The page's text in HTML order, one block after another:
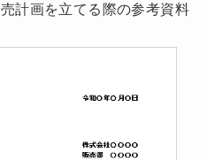
計画を立てる際の参考資料